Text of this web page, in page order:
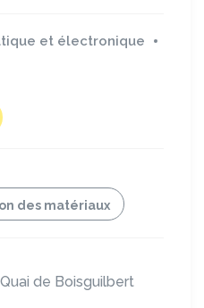
et électronique
des matériaux
Quai de Boisguilbert